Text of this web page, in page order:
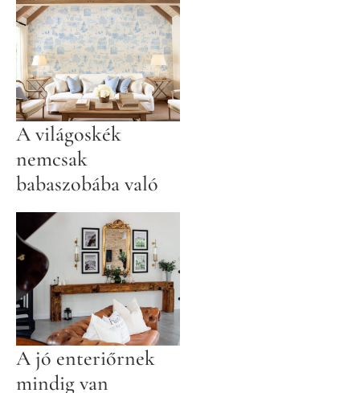
A világoskék
nemcsak
babaszobába való
A jó enteriőrnek
mindig van